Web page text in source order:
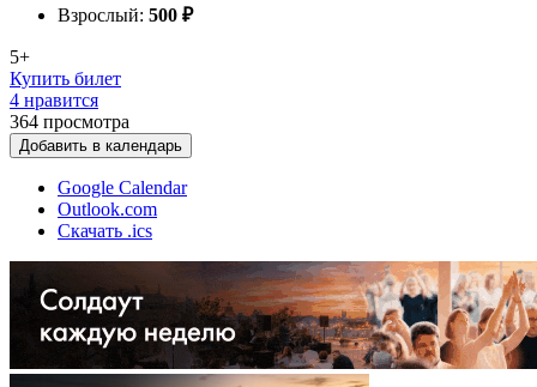
Взрослый: 500 ₽
5+
Купить билет
4 нравится
364 просмотра
Добавить в календарь
Google Calendar
Outlook.com
Скачать .ics